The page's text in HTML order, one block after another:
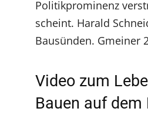
Politikprominenz
scheint. Harald
Bausünden. Gmeiner
Video zum
Bauen auf dem